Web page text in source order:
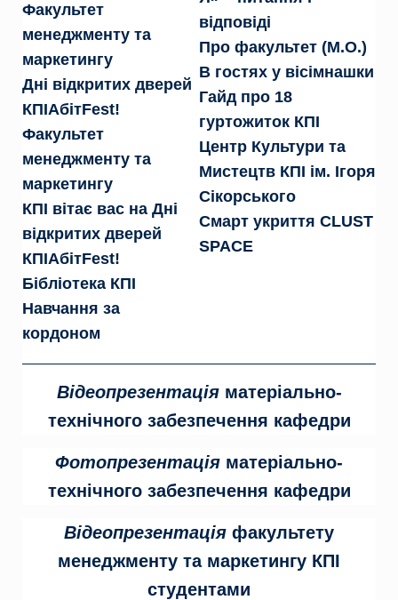
Факультет
менеджменту та
маркетингу
Дні відкритих дверей
КПІАбітFest!
Факультет
менеджменту та
маркетингу
КПІ вітає вас на Дні
відкритих дверей
КПІАбітFest!
Бібліотека КПІ
Навчання за
кордоном
відповіді
Про факультет (М.О.)
В гостях у вісімнашки
Гайд про 18
гуртожиток КПІ
Центр Культури та
Мистецтв КПІ ім. Ігоря
Сікорського
Смарт укриття CLUST
SPACE
Відеопрезентаціяматеріально-
технічного забезпечення кафедри
Фотопрезентація матеріально-
технічного забезпечення кафедри
Відеопрезентація факультету
менеджменту та маркетингу КПІ
студентами